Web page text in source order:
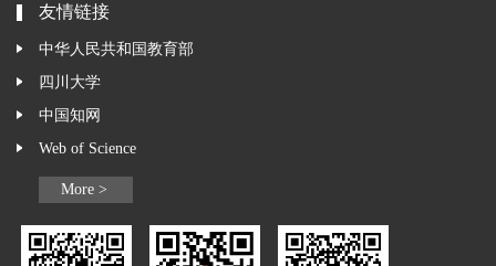
友情链接
中华人民共和国教育部
四川大学
中国知网
Web of Science
More >